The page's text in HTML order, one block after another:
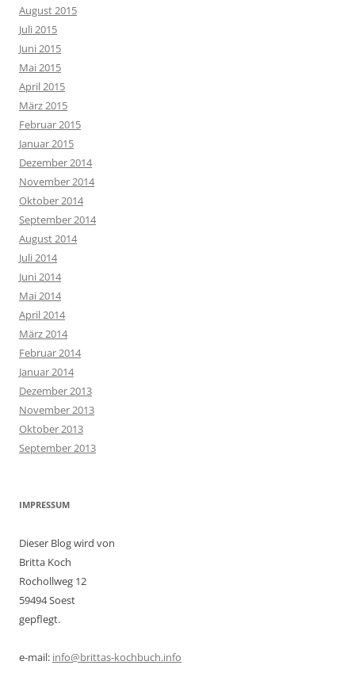
August 2015
Juli 2015
Juni 2015
Mai 2015
April 2015
März 2015
Februar 2015
Januar 2015
Dezember 2014
November 2014
Oktober 2014
September 2014
August 2014
Juli 2014
Juni 2014
Mai 2014
April 2014
März 2014
Februar 2014
Januar 2014
Dezember 2013
November 2013
Oktober 2013
September 2013
IMPRESSUM
Dieser Blog wird von
Britta Koch
Rochollweg 12
59494 Soest
gepflegt.
e-mail: info@brittas-kochbuch.info